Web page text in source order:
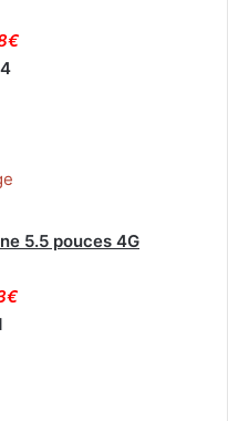
5.5 pouces 4G